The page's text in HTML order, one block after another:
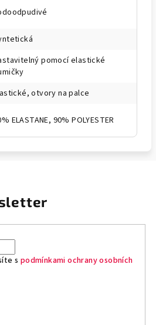
pomocí elastické
otvory na palce
ELASTANE, 90% POLYESTER
s podmínkami ochrany osobních